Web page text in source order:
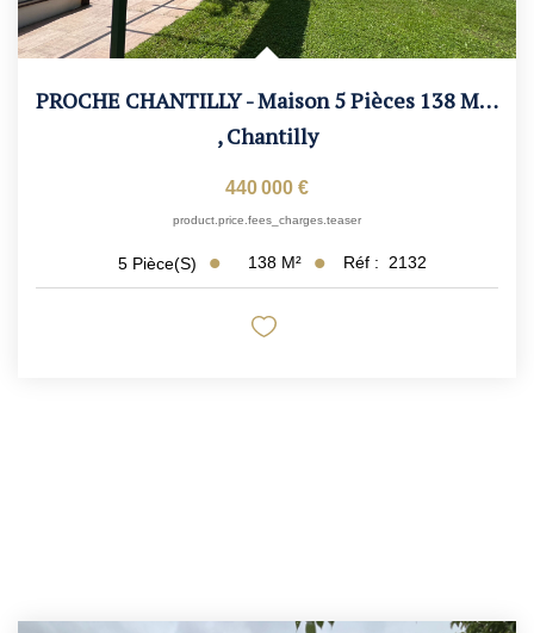
PROCHE CHANTILLY - Maison 5 Pièces 138 M² Avec Jardin Et...
,Chantilly
440 000 €
product.price.fees_charges.teaser
5 Pièce(s) 138 M² Réf : 2132